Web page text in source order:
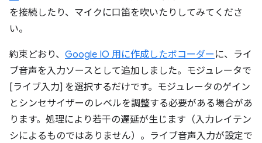
を接続したり、マイクに口笛を吹いたりしてみてくださ
い。
約束どおり、 Google IO 用に作成したボコーダー に、ライ
ブ音声を入力ソースとして追加しました。モジュレータで
[ライブ入力] を選択するだけです。モジュレータのゲイン
とシンセサイザーのレベルを調整する必要がある場合があ
ります。処理により若干の遅延が生じます（入力レイテン
シによるものではありません）。ライブ音声入力が設定で